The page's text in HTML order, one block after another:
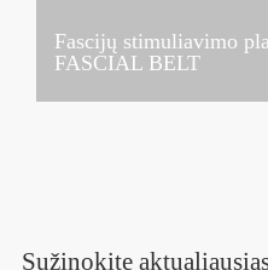
Fascijų stimuliavimo
FASCIAL BELT
Sužinokite